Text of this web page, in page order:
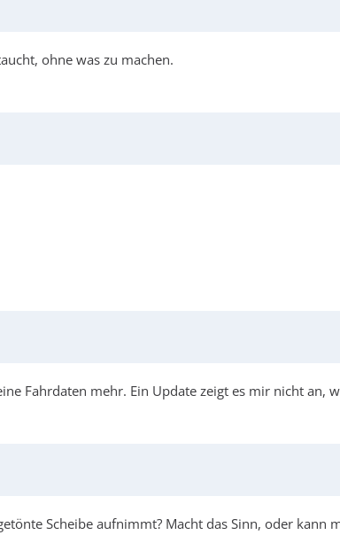
ohne was zu machen.
Fahrdaten mehr. Ein Update zeigt es mir nicht an,
Scheibe aufnimmt? Macht das Sinn, oder kann